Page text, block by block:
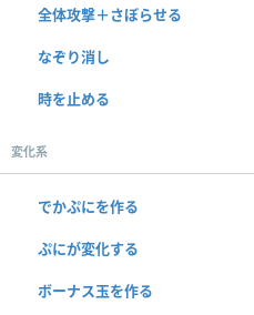
全体攻撃＋さぼらせる
なぞり消し
時を止める
変化系
でかぷにを作る
ぷにが変化する
ボーナス玉を作る